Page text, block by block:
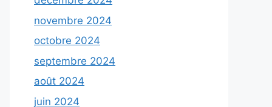
novembre 2024
octobre 2024
septembre 2024
août 2024
juin 2024